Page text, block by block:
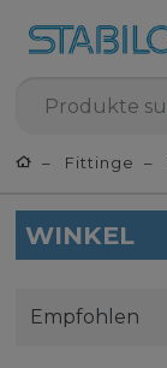
Fittinge
WINKEL